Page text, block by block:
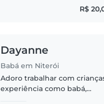
R$
Dayanne
Babá em Niterói
Adoro trabalhar com
experiência como babá,